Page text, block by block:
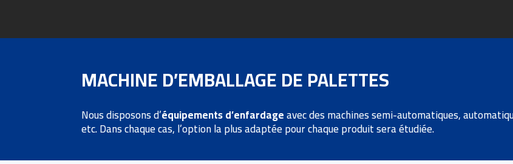
MACHINE D’EMBALLAGE DE PALETTES
Nous disposons d’équipements d’enfardageavec des machines semi-automatiques,
etc. Dans chaque cas, l’option la plus adaptée pour chaque produit sera étudiée.